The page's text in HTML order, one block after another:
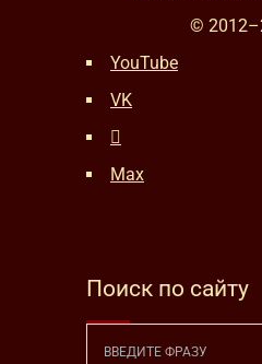
© 2012–
YouTube
VK
Max
Поиск по сайту